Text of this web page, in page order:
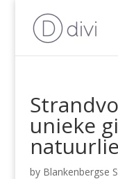
unieke
by Blankenbergse